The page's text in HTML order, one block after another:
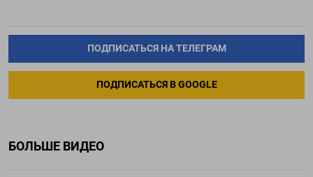
ПОДПИСАТЬСЯ НА ТЕЛЕГРАМ
ПОДПИСАТЬСЯ В GOOGLE
БОЛЬШЕ ВИДЕО